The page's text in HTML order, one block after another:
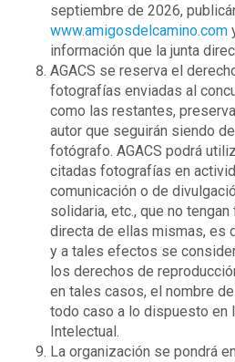
septiembre de 2026,
www.amigosdelcamino.com
información que la junta
AGACS se reserva el
fotografías enviadas al
como las restantes,
autor que seguirán siendo
fotógrafo. AGACS podrá
citadas fotografías en
comunicación o de
solidaria, etc., que no
directa de ellas mismas, es
y a tales efectos se
los derechos de
en tales casos, el nombre
todo caso a lo dispuesto en
Intelectual.
La organización se pondrá